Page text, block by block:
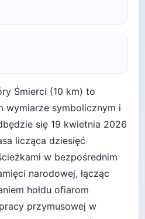
Śmierci (10 km) to
wymiarze symbolicznym i
się 19 kwietnia 2026
licząca dziesięć
w bezpośrednim
narodowej, łącząc
hołdu ofiarom
przymusowej w